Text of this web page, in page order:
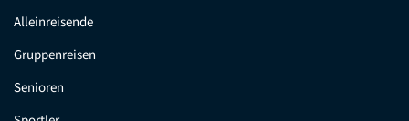
Alleinreisende
Gruppenreisen
Senioren